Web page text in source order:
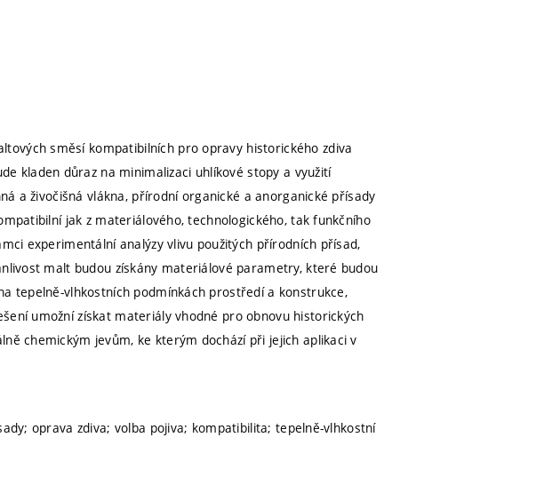
směsí kompatibilních pro opravy historického zdiva
kladen důraz na minimalizaci uhlíkové stopy a využití
a živočišná vlákna, přírodní organické a anorganické přísady
jak z materiálového, technologického, tak funkčního
experimentální analýzy vlivu použitých přírodních přísad,
malt budou získány materiálové parametry, které budou
tepelně-vlhkostních podmínkách prostředí a konstrukce,
umožní získat materiály vhodné pro obnovu historických
chemickým jevům, ke kterým dochází při jejich aplikaci v
oprava zdiva; volba pojiva; kompatibilita; tepelně-vlhkostní